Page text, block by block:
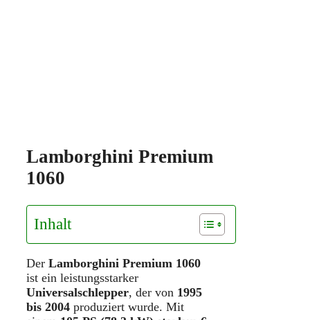
Lamborghini Premium
1060
Inhalt
Der Lamborghini Premium 1060
ist ein leistungsstarker
Universalschlepper, der von 1995
bis 2004 produziert wurde. Mit